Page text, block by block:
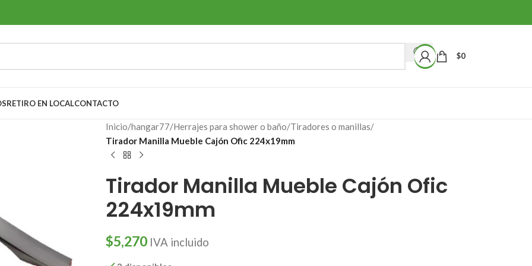
$0
RETIRO EN LOCALCONTACTO
Inicio/hangar77/Herrajes para shower o baño/Tiradores o manillas/
Tirador Manilla Mueble Cajón Ofic 224x19mm
Tirador Manilla Mueble Cajón Ofic
224x19mm
$5,270 IVA incluido